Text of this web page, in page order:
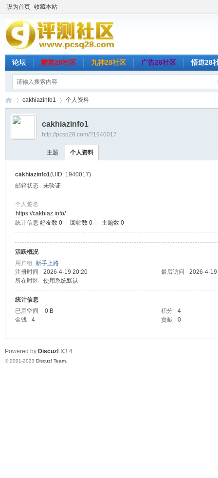
设为首页 收藏本站
论坛 精英28社区 九神28社区 广告28社区 悟道28
›
cakhiazinfo1 个人资料
cakhiazinfo1
http://pcsq28.com/?1940017
主题 个人资料
cakhiazinfo1(UID: 1940017)
邮箱状态
未验证
个人签名
https://cakhiaz.info/
统计信息 好友数 0 回帖数 0 主题数 0
活跃概况
用户组 新手上路
注册时间
2026-4-19 20:20 最后访问
2026-4-
所在时区
使用系统默认
统计信息
已用空间
0 B 积分
4
金钱
4 贡献 0
Powered by Discuz! X3.4
© 2001-2023 Discuz! Team